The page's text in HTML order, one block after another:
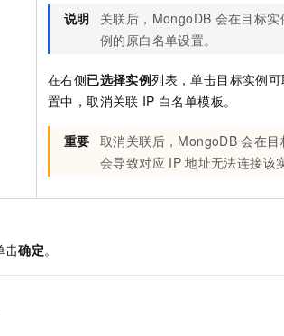
说明 关联后，MongoDB 会在目标
例的原白名单设置。
在右侧已选择实例列表，单击目标实例
置中，取消关联 IP 白名单模板。
重要 取消关联后，MongoDB 会在目
会导致对应 IP 地址无法连接该
击确定。